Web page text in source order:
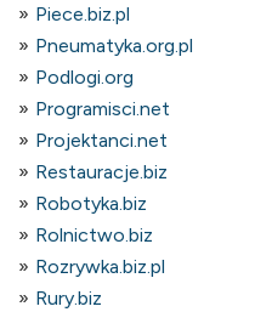
Piece.biz.pl
Pneumatyka.org.pl
Podlogi.org
Programisci.net
Projektanci.net
Restauracje.biz
Robotyka.biz
Rolnictwo.biz
Rozrywka.biz.pl
Rury.biz